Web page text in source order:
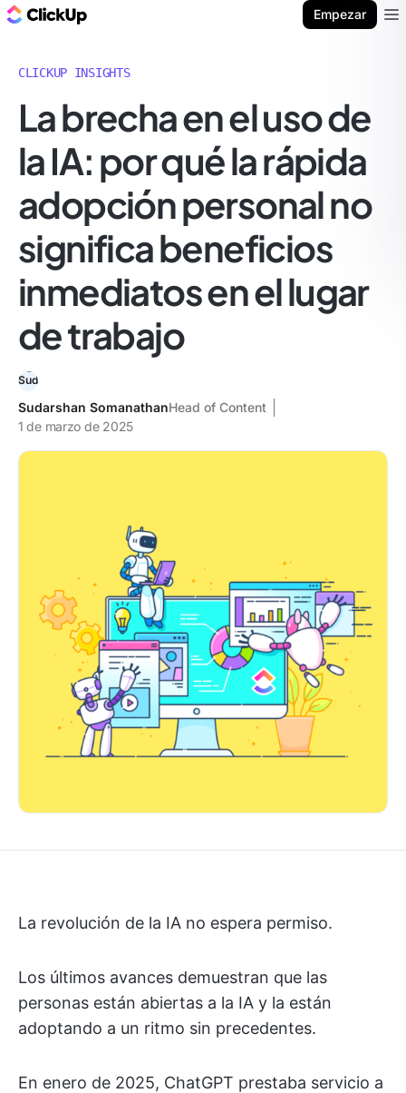
Empezar
CLICKUP INSIGHTS
La brecha en el uso de
la IA: por qué la rápida
adopción personal no
significa beneficios
inmediatos en el lugar
de trabajo
Sudarshan SomanathanHead of Content
1 de marzo de 2025
La revolución de la IA no espera permiso.
Los últimos avances demuestran que las
personas están abiertas a la IA y la están
adoptando a un ritmo sin precedentes.
En enero de 2025, ChatGPT prestaba servicio a